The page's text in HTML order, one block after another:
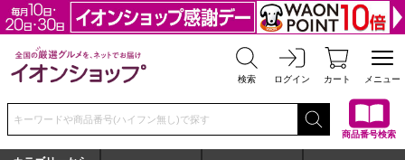
全国の厳選グルメを、ネットでお届け イオンショップ
検索 ログイン カート メニュー
検索キーワードまたは商品番号を入力してください
商品番号検索